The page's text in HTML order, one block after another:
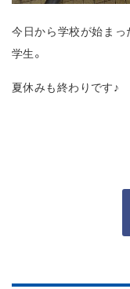
今日から学校が始まっ
学生。
夏休みも終わりです♪